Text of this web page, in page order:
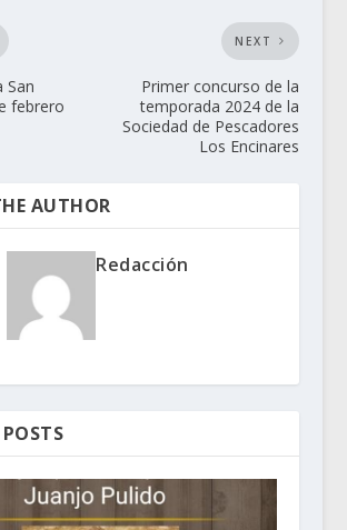
San
febrero
NEXT
Primer concurso de la
temporada 2024 de la
Sociedad de Pescadores
Los Encinares
AUTHOR
Redacción